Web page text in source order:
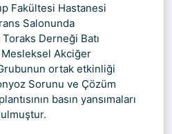
Fakültesi Hastanesi
Salonunda
Derneği Batı
Akciğer
ortak etkinliği
Sorunu ve Çözüm
basın yansımaları